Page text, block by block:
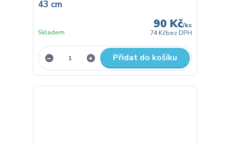
43 cm
90 Kč/ks
74 Kčbez DPH
Skladem
Přidat do košíku